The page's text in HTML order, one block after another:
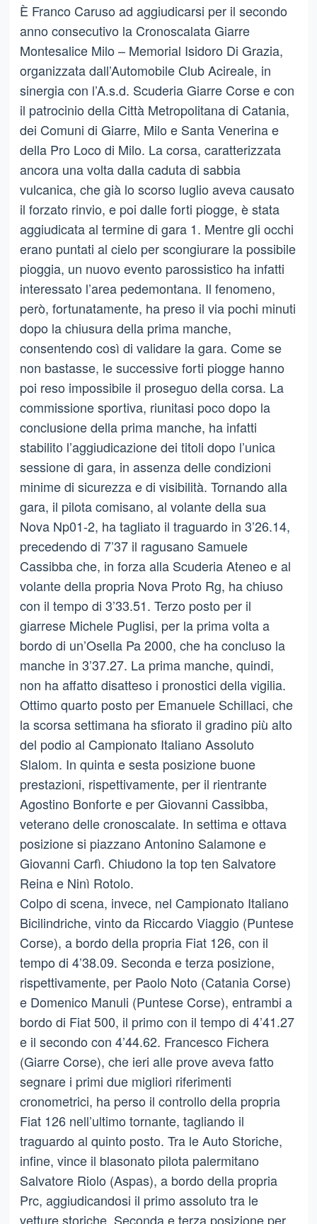
È Franco Caruso ad aggiudicarsi per il secondo
anno consecutivo la Cronoscalata Giarre
Montesalice Milo – Memorial Isidoro Di Grazia,
organizzata dall’Automobile Club Acireale, in
sinergia con l’A.s.d. Scuderia Giarre Corse e con
il patrocinio della Città Metropolitana di Catania,
dei Comuni di Giarre, Milo e Santa Venerina e
della Pro Loco di Milo. La corsa, caratterizzata
ancora una volta dalla caduta di sabbia
vulcanica, che già lo scorso luglio aveva causato
il forzato rinvio, e poi dalle forti piogge, è stata
aggiudicata al termine di gara 1. Mentre gli occhi
erano puntati al cielo per scongiurare la possibile
pioggia, un nuovo evento parossistico ha infatti
interessato l’area pedemontana. Il fenomeno,
però, fortunatamente, ha preso il via pochi minuti
dopo la chiusura della prima manche,
consentendo così di validare la gara. Come se
non bastasse, le successive forti piogge hanno
poi reso impossibile il proseguo della corsa. La
commissione sportiva, riunitasi poco dopo la
conclusione della prima manche, ha infatti
stabilito l’aggiudicazione dei titoli dopo l’unica
sessione di gara, in assenza delle condizioni
minime di sicurezza e di visibilità. Tornando alla
gara, il pilota comisano, al volante della sua
Nova Np01-2, ha tagliato il traguardo in 3’26.14,
precedendo di 7’37 il ragusano Samuele
Cassibba che, in forza alla Scuderia Ateneo e al
volante della propria Nova Proto Rg, ha chiuso
con il tempo di 3’33.51. Terzo posto per il
giarrese Michele Puglisi, per la prima volta a
bordo di un’Osella Pa 2000, che ha concluso la
manche in 3’37.27. La prima manche, quindi,
non ha affatto disatteso i pronostici della vigilia.
Ottimo quarto posto per Emanuele Schillaci, che
la scorsa settimana ha sfiorato il gradino più alto
del podio al Campionato Italiano Assoluto
Slalom. In quinta e sesta posizione buone
prestazioni, rispettivamente, per il rientrante
Agostino Bonforte e per Giovanni Cassibba,
veterano delle cronoscalate. In settima e ottava
posizione si piazzano Antonino Salamone e
Giovanni Carfì. Chiudono la top ten Salvatore
Reina e Ninì Rotolo.
Colpo di scena, invece, nel Campionato Italiano
Bicilindriche, vinto da Riccardo Viaggio (Puntese
Corse), a bordo della propria Fiat 126, con il
tempo di 4’38.09. Seconda e terza posizione,
rispettivamente, per Paolo Noto (Catania Corse)
e Domenico Manuli (Puntese Corse), entrambi a
bordo di Fiat 500, il primo con il tempo di 4’41.27
e il secondo con 4’44.62. Francesco Fichera
(Giarre Corse), che ieri alle prove aveva fatto
segnare i primi due migliori riferimenti
cronometrici, ha perso il controllo della propria
Fiat 126 nell’ultimo tornante, tagliando il
traguardo al quinto posto. Tra le Auto Storiche,
infine, vince il blasonato pilota palermitano
Salvatore Riolo (Aspas), a bordo della propria
Prc, aggiudicandosi il primo assoluto tra le
vetture storiche. Seconda e terza posizione per